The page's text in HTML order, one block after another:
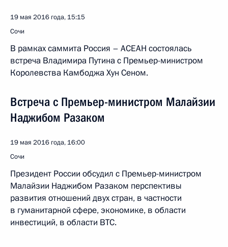
19 мая 2016 года, 15:15
Сочи
В рамках саммита Россия – АСЕАН состоялась
встреча Владимира Путина с Премьер-министром
Королевства Камбоджа Хун Сеном.
Встреча с Премьер-министром Малайзии
Наджибом Разаком
19 мая 2016 года, 16:00
Сочи
Президент России обсудил с Премьер-министром
Малайзии Наджибом Разаком перспективы
развития отношений двух стран, в частности
в гуманитарной сфере, экономике, в области
инвестиций, в области ВТС.